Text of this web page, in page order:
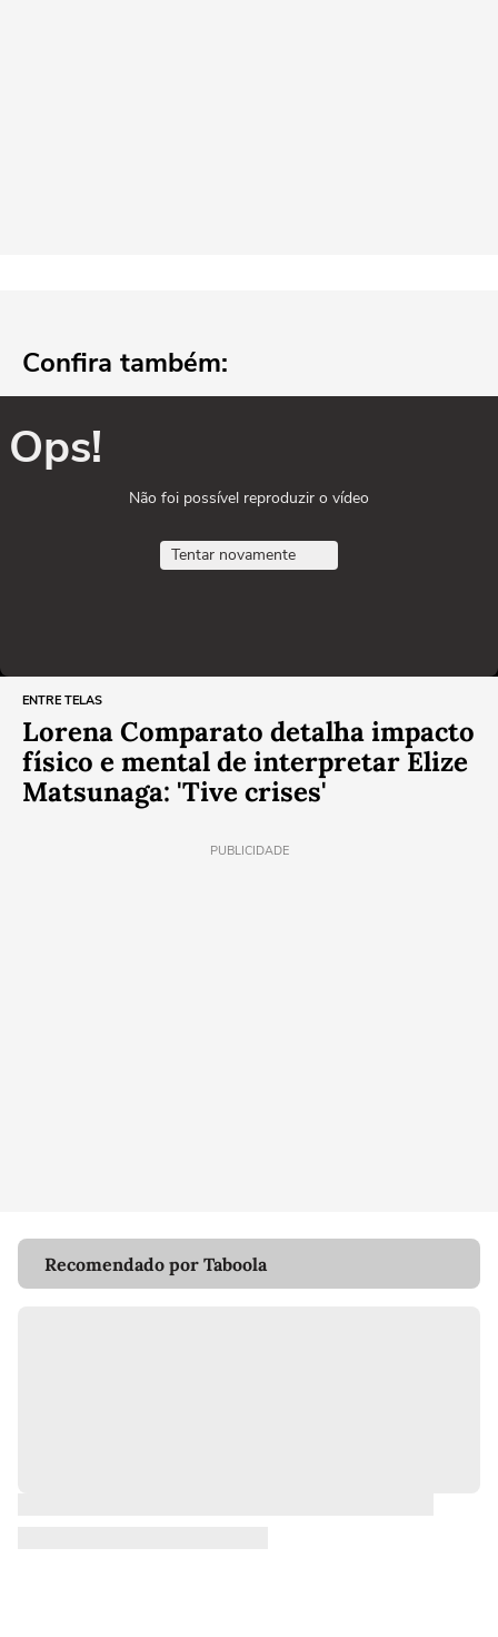
Confira também:
Ops!
Não foi possível reproduzir o vídeo
Tentar novamente
ENTRE TELAS
Lorena Comparato detalha impacto
físico e mental de interpretar Elize
Matsunaga: 'Tive crises'
PUBLICIDADE
Recomendado por Taboola